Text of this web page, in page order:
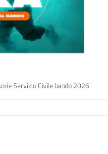
Servizio Civile bando 2026